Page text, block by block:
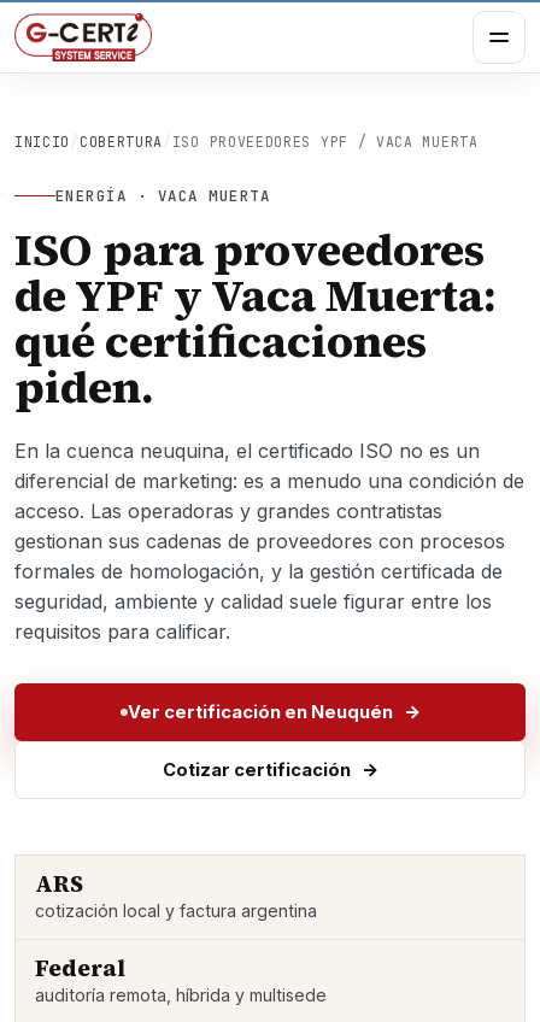
INICIO / COBERTURA / ISO PROVEEDORES YPF / VACA MUERTA
ENERGÍA · VACA MUERTA
ISO para proveedores
de YPF y Vaca Muerta:
qué certificaciones
piden.
En la cuenca neuquina, el certificado ISO no es un
diferencial de marketing: es a menudo una condición de
acceso. Las operadoras y grandes contratistas
gestionan sus cadenas de proveedores con procesos
formales de homologación, y la gestión certificada de
seguridad, ambiente y calidad suele figurar entre los
requisitos para calificar.
Ver certificación en Neuquén
Cotizar certificación
ARS
cotización local y factura argentina
Federal
auditoría remota, híbrida y multisede